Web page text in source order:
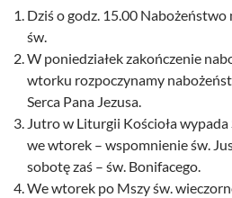
Dziś o godz. 15.00
św.
W poniedziałek zakończenie
wtorku rozpoczynamy
Serca Pana Jezusa.
Jutro w Liturgii Kościoła
we wtorek – wspomnienie św.
sobotę zaś – św. Bonifacego.
We wtorek po Mszy św.